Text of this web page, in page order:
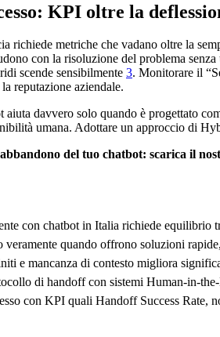
KPI oltre la
richiede metriche che vadano oltre la
con la risoluzione del problema
scende sensibilmente 3. Monitorare il
reputazione aziendale.
davvero solo quando è progettato
umana. Adottare un approccio di
del tuo chatbot: scarica il
con chatbot in Italia richiede equilibrio
veramente quando offrono soluzioni
e mancanza di contesto migliora
di handoff con sistemi Human-in-
con KPI quali Handoff Success Rate,